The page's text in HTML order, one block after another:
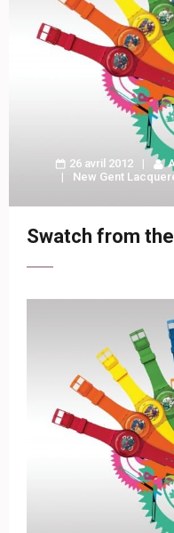
26 avril 2012
New Gent
Swatch from